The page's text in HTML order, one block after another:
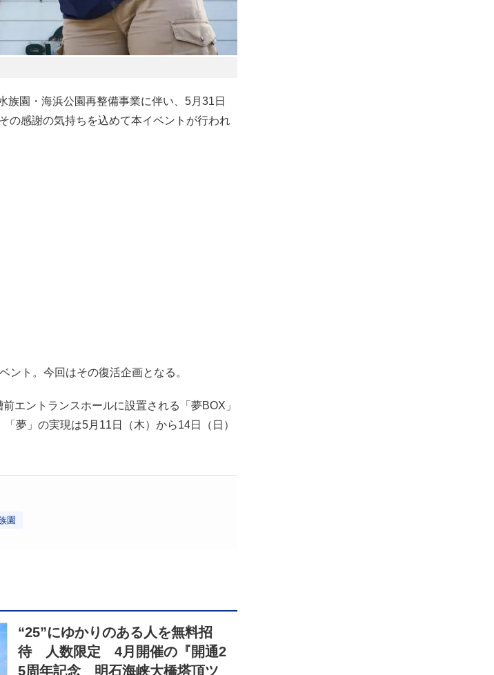
族園・海浜公園再整備事業に伴い、5月31日
の感謝の気持ちを込めて本イベントが行われ
ト。今回はその復活企画となる。
エントランスホールに設置される「夢BOX」
夢」の実現は5月11日（木）から14日（日）
園
“25”にゆかりのある人を無料招
待 人数限定 4月開催の『開通2
5周年記念 明石海峡大橋塔頂ツ